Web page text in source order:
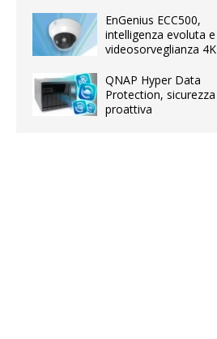
EnGenius ECC500,
intelligenza evoluta e
videosorveglianza 4K
QNAP Hyper Data
Protection, sicurezza
proattiva